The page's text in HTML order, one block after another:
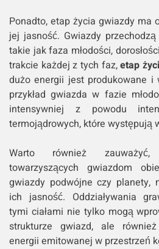
Ponadto, etap życia gwiazdy ma
jej jasność. Gwiazdy
takie jak faza młodości,
trakcie każdej z tych faz,etap
dużo energii jest produkowane i
przykład gwiazda w fazie
intensywniej z powodu
termojądrowych, które występują
Warto również
towarzyszących gwiazdom
gwiazdy podwójne czy planety,
ich jasność. Oddziaływania
tymi ciałami nie tylko mogą
strukturze gwiazd, ale
energii emitowanej w przestrzeń